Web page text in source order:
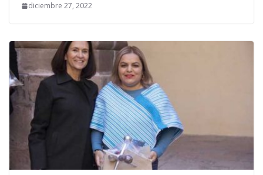
diciembre 27, 2022